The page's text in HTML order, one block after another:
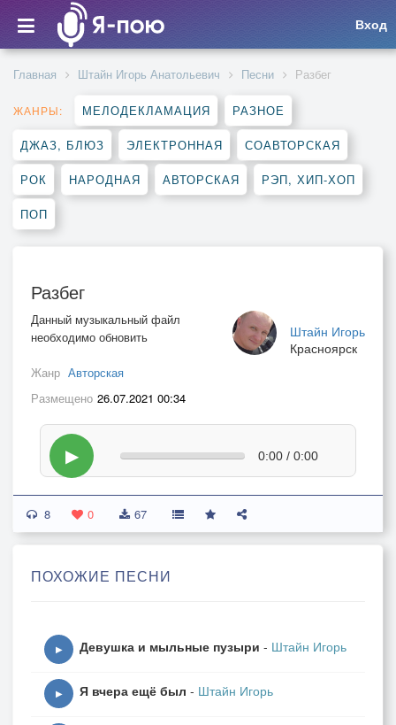
Вход
Главная Штайн Игорь Анатольевич Песни Разбег
ЖАНРЫ: МЕЛОДЕКЛАМАЦИЯ РАЗНОЕ
ДЖАЗ, БЛЮЗ ЭЛЕКТРОННАЯ СОАВТОРСКАЯ
РОК НАРОДНАЯ АВТОРСКАЯ РЭП, ХИП-ХОП
ПОП
Разбег
Штайн Игорь
Красноярск
Данный музыкальный файл
необходимо обновить
Жанр Авторская
Размещено 26.07.2021 00:34
▶ 0:00 / 0:00
8 0 67
ПОХОЖИЕ ПЕСНИ
▶ Девушка и мыльные пузыри - Штайн Игорь
▶ Я вчера ещё был - Штайн Игорь